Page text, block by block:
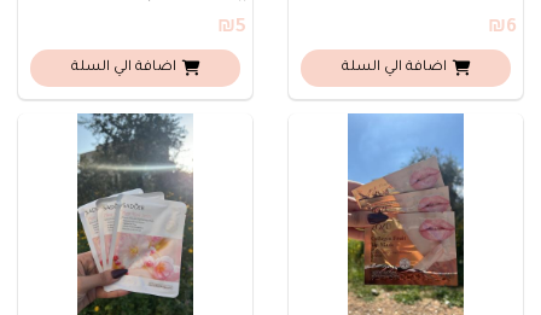
₪6
اضافة الي السلة
₪5
اضافة الي السلة